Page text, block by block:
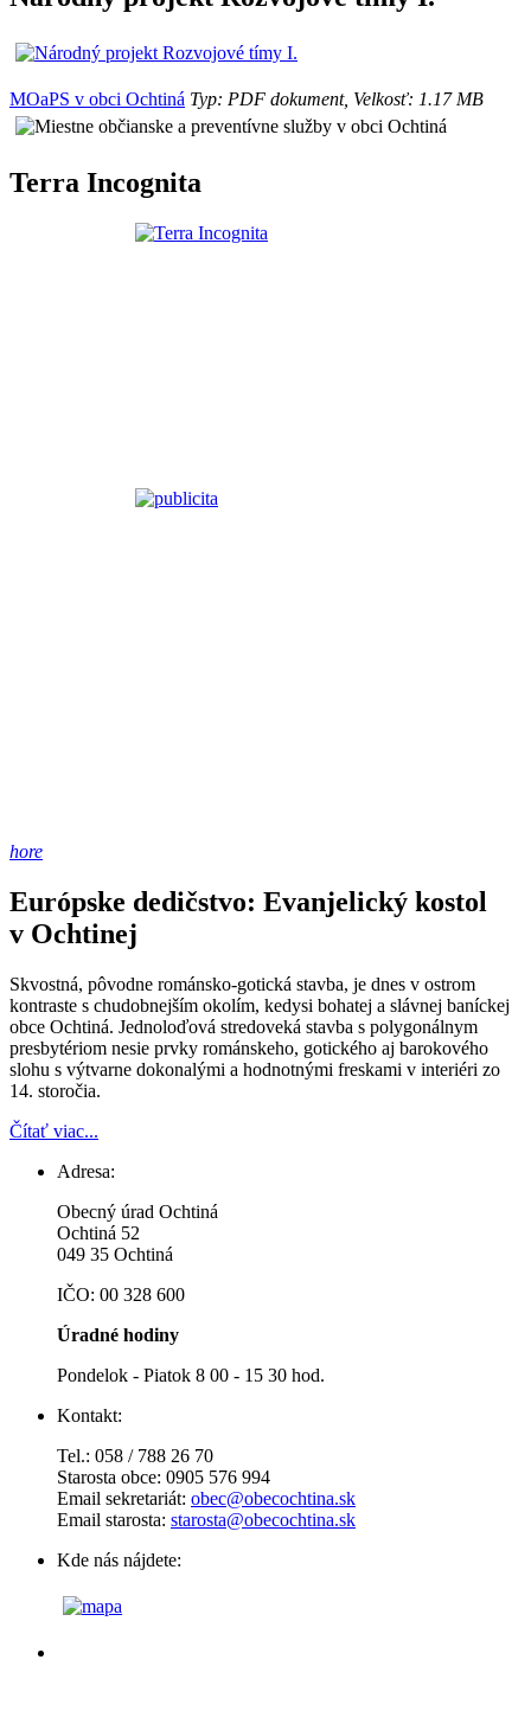
MOaPS v obci Ochtiná Typ: PDF dokument, Velkosť: 1.17 MB
Terra Incognita
hore
Európske dedičstvo: Evanjelický kostol
v Ochtinej
Skvostná, pôvodne románsko-gotická stavba, je dnes v ostrom
kontraste s chudobnejším okolím, kedysi bohatej a slávnej baníckej
obce Ochtiná. Jednoloďová stredoveká stavba s polygonálnym
presbytériom nesie prvky románskeho, gotického aj barokového
slohu s výtvarne dokonalými a hodnotnými freskami v interiéri zo
14. storočia.
Čítať viac...
Adresa:
Obecný úrad Ochtiná
Ochtiná 52
049 35 Ochtiná
IČO: 00 328 600
Úradné hodiny
Pondelok - Piatok 8 00 - 15 30 hod.
Kontakt:
Tel.: 058 / 788 26 70
Starosta obce: 0905 576 994
Email sekretariát: obec@obecochtina.sk
Email starosta: starosta@obecochtina.sk
Kde nás nájdete: